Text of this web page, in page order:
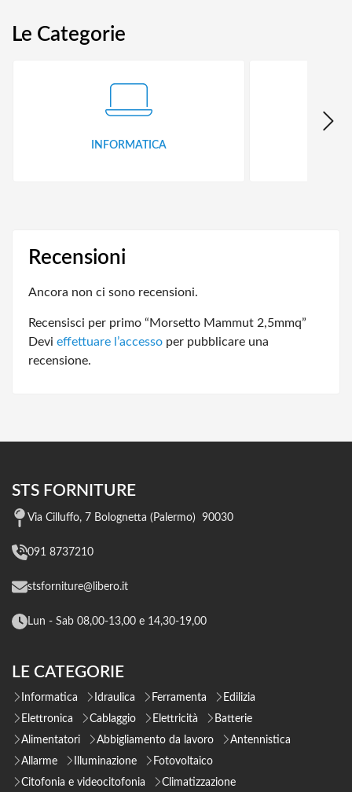
Le Categorie
INFORMATICA
Recensioni
Ancora non ci sono recensioni.
Recensisci per primo “Morsetto Mammut 2,5mmq”
Devi effettuare l’accesso per pubblicare una
recensione.
STS FORNITURE
Via Cilluffo, 7 Bolognetta (Palermo) 90030
091 8737210
stsforniture@libero.it
Lun - Sab 08,00-13,00 e 14,30-19,00
LE CATEGORIE
Informatica Idraulica Ferramenta
Edilizia
Elettronica
Cablaggio Elettricità
Batterie
Alimentatori
Abbigliamento da lavoro
Antennistica
Allarme
Illuminazione
Fotovoltaico
Citofonia e videocitofonia
Climatizzazione